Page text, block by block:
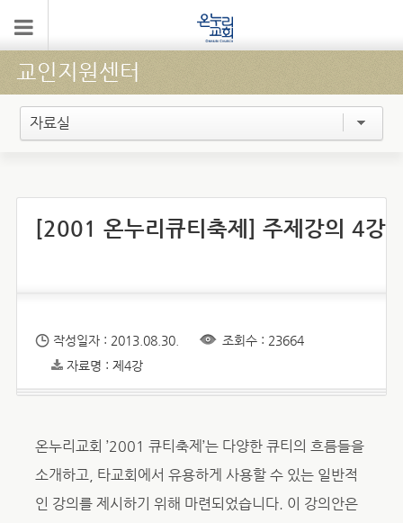
교인지원센터
자료실
[2001 온누리큐티축제] 주제강의 4강
작성일자 : 2013.08.30.
조회수 : 23664
자료명 : 제4강
온누리교회 ’2001 큐티축제’는 다양한 큐티의 흐름들을
소개하고, 타교회에서 유용하게 사용할 수 있는 일반적
인 강의를 제시하기 위해 마련되었습니다. 이 강의안은